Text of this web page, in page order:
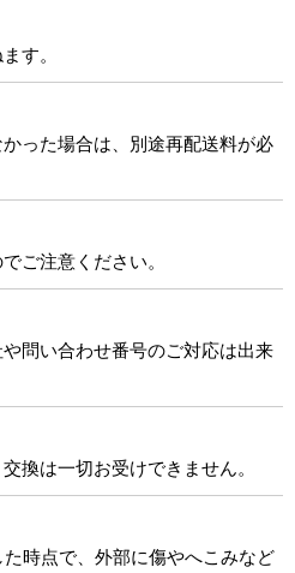
す。
った場合は、別途再配送料が必
ご注意ください。
問い合わせ番号のご対応は出来
換は一切お受けできません。
時点で、外部に傷やへこみなど